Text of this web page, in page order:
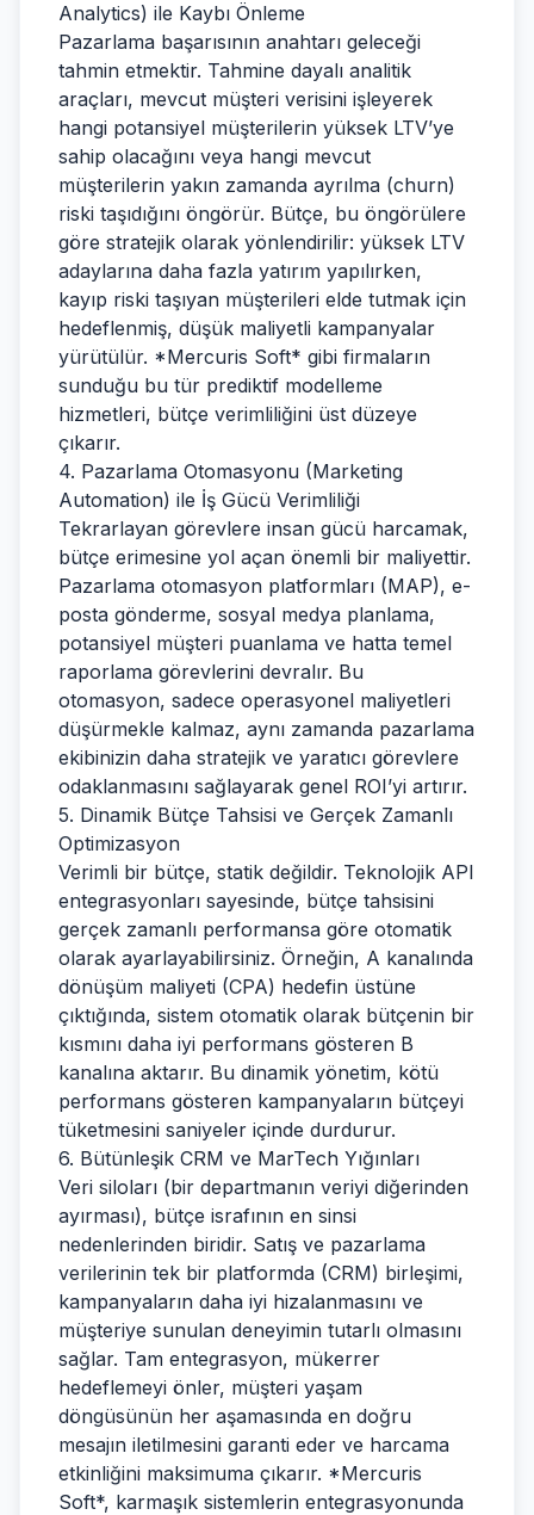
Analytics) ile Kaybı Önleme
Pazarlama başarısının anahtarı geleceği
tahmin etmektir. Tahmine dayalı analitik
araçları, mevcut müşteri verisini işleyerek
hangi potansiyel müşterilerin yüksek LTV’ye
sahip olacağını veya hangi mevcut
müşterilerin yakın zamanda ayrılma (churn)
riski taşıdığını öngörür. Bütçe, bu öngörülere
göre stratejik olarak yönlendirilir: yüksek LTV
adaylarına daha fazla yatırım yapılırken,
kayıp riski taşıyan müşterileri elde tutmak için
hedeflenmiş, düşük maliyetli kampanyalar
yürütülür. *Mercuris Soft* gibi firmaların
sunduğu bu tür prediktif modelleme
hizmetleri, bütçe verimliliğini üst düzeye
çıkarır.
4. Pazarlama Otomasyonu (Marketing
Automation) ile İş Gücü Verimliliği
Tekrarlayan görevlere insan gücü harcamak,
bütçe erimesine yol açan önemli bir maliyettir.
Pazarlama otomasyon platformları (MAP), e-
posta gönderme, sosyal medya planlama,
potansiyel müşteri puanlama ve hatta temel
raporlama görevlerini devralır. Bu
otomasyon, sadece operasyonel maliyetleri
düşürmekle kalmaz, aynı zamanda pazarlama
ekibinizin daha stratejik ve yaratıcı görevlere
odaklanmasını sağlayarak genel ROI’yi artırır.
5. Dinamik Bütçe Tahsisi ve Gerçek Zamanlı
Optimizasyon
Verimli bir bütçe, statik değildir. Teknolojik API
entegrasyonları sayesinde, bütçe tahsisini
gerçek zamanlı performansa göre otomatik
olarak ayarlayabilirsiniz. Örneğin, A kanalında
dönüşüm maliyeti (CPA) hedefin üstüne
çıktığında, sistem otomatik olarak bütçenin bir
kısmını daha iyi performans gösteren B
kanalına aktarır. Bu dinamik yönetim, kötü
performans gösteren kampanyaların bütçeyi
tüketmesini saniyeler içinde durdurur.
6. Bütünleşik CRM ve MarTech Yığınları
Veri siloları (bir departmanın veriyi diğerinden
ayırması), bütçe israfının en sinsi
nedenlerinden biridir. Satış ve pazarlama
verilerinin tek bir platformda (CRM) birleşimi,
kampanyaların daha iyi hizalanmasını ve
müşteriye sunulan deneyimin tutarlı olmasını
sağlar. Tam entegrasyon, mükerrer
hedeflemeyi önler, müşteri yaşam
döngüsünün her aşamasında en doğru
mesajın iletilmesini garanti eder ve harcama
etkinliğini maksimuma çıkarır. *Mercuris
Soft*, karmaşık sistemlerin entegrasyonunda